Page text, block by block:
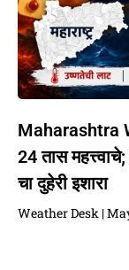
Maharashtra
24 तास
चा दुहेरी इशारा
Weather Desk